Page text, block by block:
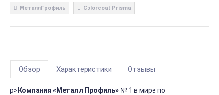
МеталлПрофиль Colorcoat Prisma
Обзор Характеристики Отзывы
p> Компания «Металл Профиль» № 1 в мире по